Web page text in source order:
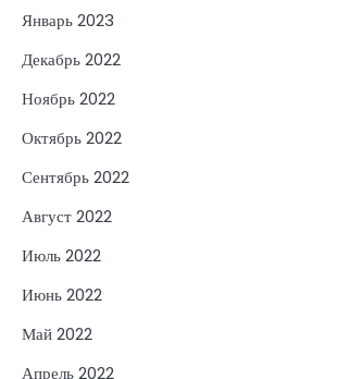
Январь 2023
Декабрь 2022
Ноябрь 2022
Октябрь 2022
Сентябрь 2022
Август 2022
Июль 2022
Июнь 2022
Май 2022
Апрель 2022